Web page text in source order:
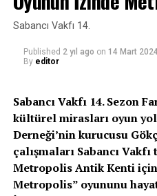
TUNCER’DEN
gerçekleştiren Serdar
karşılık verdi. Tuncer de,
Büyükşehir Belediyesi’ne
Kaynak: (BYZHA) Beyaz
Sabancı Vakfı 14.
Published 2 yıl ago on 14 Mart 2024
By editor
Sabancı Vakfı 14. Sezon
kültürel mirasları oyun
Derneği’nin kurucusu
çalışmaları Sabancı
Metropolis Antik Kenti
Metropolis” oyununu